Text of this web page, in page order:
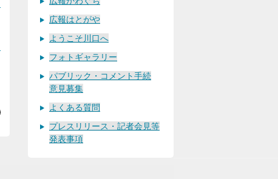
広報はとがや
ようこそ川口へ
フォトギャラリー
パブリック・コメント手続
意見募集
よくある質問
プレスリリース・記者会見等
発表事項